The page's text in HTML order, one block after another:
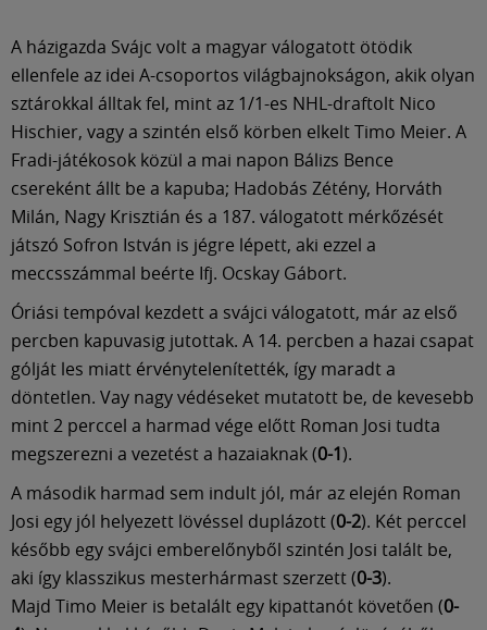
A házigazda Svájc volt a magyar válogatott ötödik
ellenfele az idei A-csoportos világbajnokságon, akik olyan
sztárokkal álltak fel, mint az 1/1-es NHL-draftolt Nico
Hischier, vagy a szintén első körben elkelt Timo Meier. A
Fradi-játékosok közül a mai napon Bálizs Bence
csereként állt be a kapuba; Hadobás Zétény, Horváth
Milán, Nagy Krisztián és a 187. válogatott mérkőzését
játszó Sofron István is jégre lépett, aki ezzel a
meccsszámmal beérte Ifj. Ocskay Gábort.
Óriási tempóval kezdett a svájci válogatott, már az első
percben kapuvasig jutottak. A 14. percben a hazai csapat
gólját les miatt érvénytelenítették, így maradt a
döntetlen. Vay nagy védéseket mutatott be, de kevesebb
mint 2 perccel a harmad vége előtt Roman Josi tudta
megszerezni a vezetést a hazaiaknak (0-1).
A második harmad sem indult jól, már az elején Roman
Josi egy jól helyezett lövéssel duplázott (0-2). Két perccel
később egy svájci emberelőnyből szintén Josi talált be,
aki így klasszikus mesterhármast szerzett (0-3).
Majd Timo Meier is betalált egy kipattanót követően (0-
Közösség
Múzeum
English